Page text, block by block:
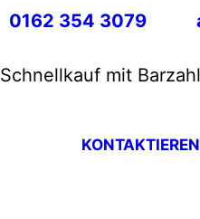
0162 354 3079
Schnellkauf mit